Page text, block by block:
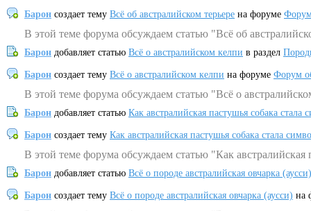
Барон создает тему Всё об австралийском терьере на форуме
В этой теме форума обсуждаем статью "Всё об
Барон добавляет статью Всё о австралийском келпи в раздел
Барон создает тему Всё о австралийском келпи на форуме Форум
В этой теме форума обсуждаем статью "Всё о
Барон добавляет статью Как австралийская пастушья собака
Барон создает тему Как австралийская пастушья собака стала
В этой теме форума обсуждаем статью "Как
Барон добавляет статью Всё о породе австралийская овчарка (аусси)
Барон создает тему Всё о породе австралийская овчарка (аусси) на